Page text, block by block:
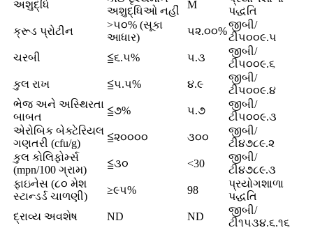
અશુદ્ધિ
અશુદ્ધિઓ નહીં
M
પદ્ધતિ
ક્રૂડ પ્રોટીન
>૫૦% (સૂકા
આધાર)
૫૨.૦૦%
જીબી/
ટી૫૦૦૯.૫
ચરબી
≦૬.૫% ૫.૩
જીબી/
ટી૫૦૦૯.૬
કુલ રાખ
≦૫.૫% ૪.૯
જીબી/
ટી૫૦૦૯.૪
ભેજ અને અસ્થિરતા
બાબત
≦૭% ૫.૭
જીબી/
ટી૫૦૦૯.૩
એરોબિક બેક્ટેરિયલ
ગણતરી (cfu/g)
≦૨૦૦૦૦ ૩૦૦
જીબી/
ટી૪૭૮૯.૨
કુલ કોલિફોર્મ્સ
(mpn/100 ગ્રામ)
≦૩૦ <30
જીબી/
ટી૪૭૮૯.૩
ફાઇનેસ (૮૦ મેશ
સ્ટાન્ડર્ડ ચાળણી)
≥૯૫% 98
પ્રયોગશાળા
પદ્ધતિ
દ્રાવ્ય અવશેષ
ND ND
જીબી/
ટી૧૫૩૪.૬.૧૬